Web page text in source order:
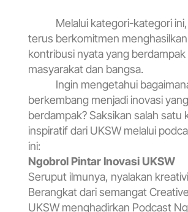
Melalui kategori-kategori
terus berkomitmen
kontribusi nyata yang
masyarakat dan bangsa.
Ingin mengetahui
berkembang menjadi inovasi yang
berdampak? Saksikan salah satu
inspiratif dari UKSW melalui
ini:
Ngobrol Pintar Inovasi UKSW
Seruput ilmunya, nyalakan
Berangkat dari semangat
UKSW menghadirkan Podcast